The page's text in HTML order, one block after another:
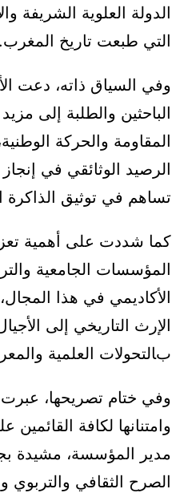
الدولة العلوية الشريفة
التي طبعت تاريخ المغرب.
وفي السياق ذاته، دعت
الباحثين والطلبة إلى
المقاومة والحركة
الرصيد الوثائقي في
تساهم في توثيق الذاكرة
كما شددت على أهمية
المؤسسات الجامعية
الأكاديمي في هذا
الإرث التاريخي إلى
بالتحولات العلمية
وفي ختام تصريحها،
وامتنانها لكافة
مدير المؤسسة، مشيدة
الصرح الثقافي والتربوي